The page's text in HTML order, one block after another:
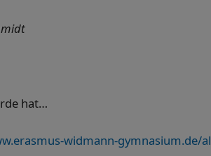
hat…
widmann-gymnasium.de/